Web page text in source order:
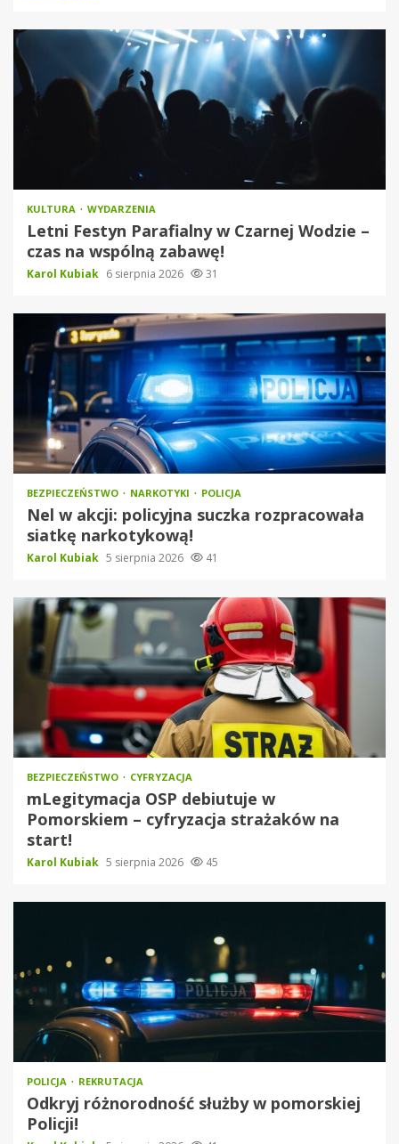
KULTURA WYDARZENIA
Letni Festyn Parafialny w Czarnej Wodzie –
czas na wspólną zabawę!
Karol Kubiak 6 sierpnia 2026 31
BEZPIECZEŃSTWO NARKOTYKI POLICJA
Nel w akcji: policyjna suczka rozpracowała
siatkę narkotykową!
Karol Kubiak 5 sierpnia 2026 41
BEZPIECZEŃSTWO CYFRYZACJA
mLegitymacja OSP debiutuje w
Pomorskiem – cyfryzacja strażaków na
start!
Karol Kubiak 5 sierpnia 2026 45
POLICJA REKRUTACJA
Odkryj różnorodność służby w pomorskiej
Policji!